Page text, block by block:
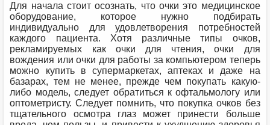
Для начала стоит осознать, что очки это медицинское
оборудование, которое нужно подбирать
индивидуально для удовлетворения потребностей
каждого пациента. Хотя различные типы очков,
рекламируемых как очки для чтения, очки для
вождения или очки для работы за компьютером теперь
можно купить в супермаркетах, аптеках и даже на
базарах, тем не менее, прежде чем покупать какую-
либо модель, следует обратиться к офтальмологу или
оптометристу. Следует помнить, что покупка очков без
тщательного осмотра глаз может принести больше